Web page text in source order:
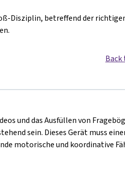
Disziplin, betreffend der
und das Ausfüllen von
sein. Dieses Gerät muss
motorische und koordinative